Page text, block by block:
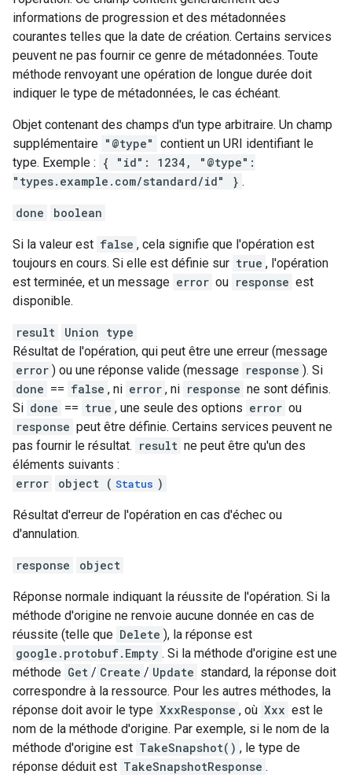
informations de progression et des métadonnées
courantes telles que la date de création. Certains services
peuvent ne pas fournir ce genre de métadonnées. Toute
méthode renvoyant une opération de longue durée doit
indiquer le type de métadonnées, le cas échéant.
Objet contenant des champs d'un type arbitraire. Un champ
supplémentaire "@type" contient un URI identifiant le
type. Exemple : { "id": 1234, "@type":
"types.example.com/standard/id" } .
done boolean
Si la valeur est false , cela signifie que l'opération est
toujours en cours. Si elle est définie sur true , l'opération
est terminée, et un message error ou response est
disponible.
result
Union type
Résultat de l'opération, qui peut être une erreur (message
error ) ou une réponse valide (message response ). Si
done == false , ni error , ni response ne sont définis.
Si done == true , une seule des options error ou
response peut être définie. Certains services peuvent ne
pas fournir le résultat. result ne peut être qu'un des
éléments suivants :
error
object ( Status )
Résultat d'erreur de l'opération en cas d'échec ou
d'annulation.
response object
Réponse normale indiquant la réussite de l'opération. Si la
méthode d'origine ne renvoie aucune donnée en cas de
réussite (telle que Delete ), la réponse est
google.protobuf.Empty . Si la méthode d'origine est une
méthode Get / Create / Update standard, la réponse doit
correspondre à la ressource. Pour les autres méthodes, la
réponse doit avoir le type XxxResponse , où Xxx est le
nom de la méthode d'origine. Par exemple, si le nom de la
méthode d'origine est TakeSnapshot() , le type de
réponse déduit est TakeSnapshotResponse .